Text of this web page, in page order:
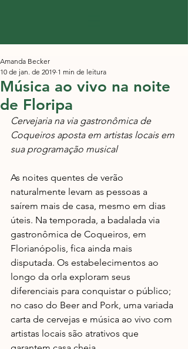
Música ao vivo na noite
de Floripa
Amanda Becker
10 de jan. de 2019 1 min de leitura
Cervejaria na via gastronômica de
Coqueiros aposta em artistas locais em
sua programação musical
As noites quentes de verão
naturalmente levam as pessoas a
saírem mais de casa, mesmo em dias
úteis. Na temporada, a badalada via
gastronômica de Coqueiros, em
Florianópolis, fica ainda mais
disputada. Os estabelecimentos ao
longo da orla exploram seus
diferenciais para conquistar o público;
no caso do Beer and Pork, uma variada
carta de cervejas e música ao vivo com
artistas locais são atrativos que